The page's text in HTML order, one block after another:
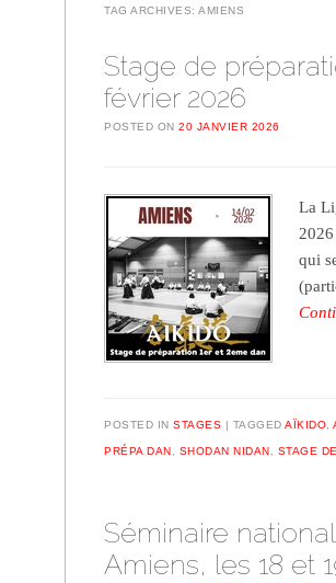
TAG ARCHIVES: AMIENS
Stage de
février 2026
POSTED ON 20 JANVIER 2026
La
2026
qui
POSTED IN STAGES TAGGED AÏKIDO
PRÉPA DAN SHODAN NIDAN STAGE
Séminaire
Amiens, les 18 et